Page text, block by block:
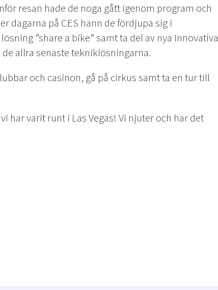
resan hade de noga gått igenom program och
dagarna på CES hann de fördjupa sig i
”share a bike” samt ta del av nya innovativa
allra senaste tekniklösningarna.
och casinon, gå på cirkus samt ta en tur till
varit runt i Las Vegas! Vi njuter och har det